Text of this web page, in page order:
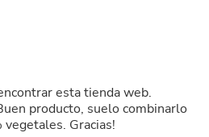
esta tienda web.
producto, suelo combinarlo
Gracias!